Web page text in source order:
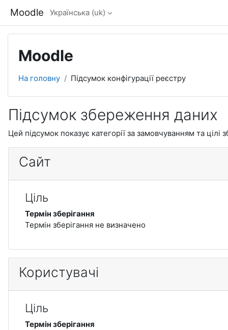
Moodle Українська ‎(uk)‎
Moodle
На головну Підсумок конфігурації реєстру
Підсумок збереження даних
Цей підсумок показує категорії за замовчуванням та
Сайт
Ціль
Термін зберігання
Термін зберігання не визначено
Користувачі
Ціль
Термін зберігання